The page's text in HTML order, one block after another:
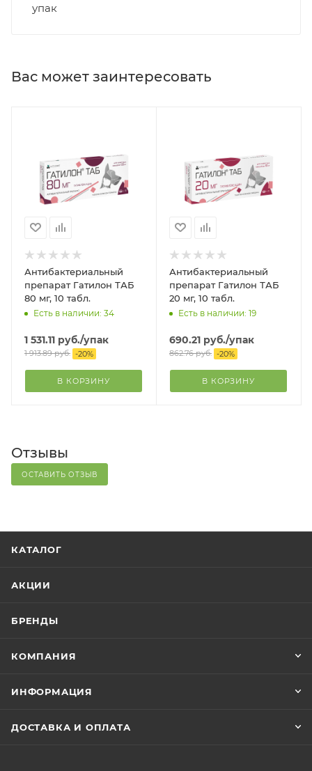
упак
Вас может заинтересовать
Антибактериальный
препарат Гатилон ТАБ
80 мг, 10 табл.
Есть в наличии: 34
1 531.11 руб./упак
1 913.89руб. -20%
В КОРЗИНУ
Антибактериальный
препарат Гатилон ТАБ
20 мг, 10 табл.
Есть в наличии: 19
690.21 руб./упак
862.76руб. -20%
В КОРЗИНУ
Отзывы
ОСТАВИТЬ ОТЗЫВ
КАТАЛОГ
АКЦИИ
БРЕНДЫ
КОМПАНИЯ
ИНФОРМАЦИЯ
ДОСТАВКА И ОПЛАТА